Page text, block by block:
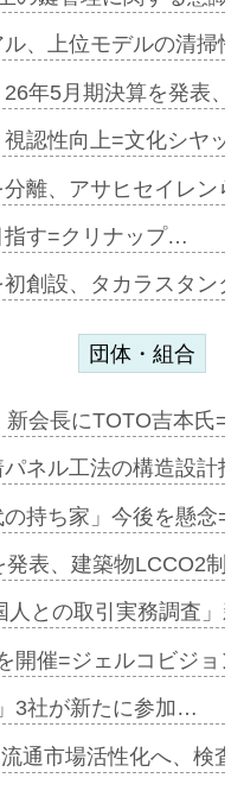
ル、上位モデルの清
年5月期決算を発表
認性向上=文化シヤ
離、アサヒセイレ
指す=クリナップ…
創設、タカラスタ
団体・組合
新会長にTOTO吉本氏
ネル工法の構造設
持ち家」今後を懸
発表、建築物LCCO2
人との取引実務調査
開催=ジェルコビジ
3社が新たに参加…
通市場活性化へ、検